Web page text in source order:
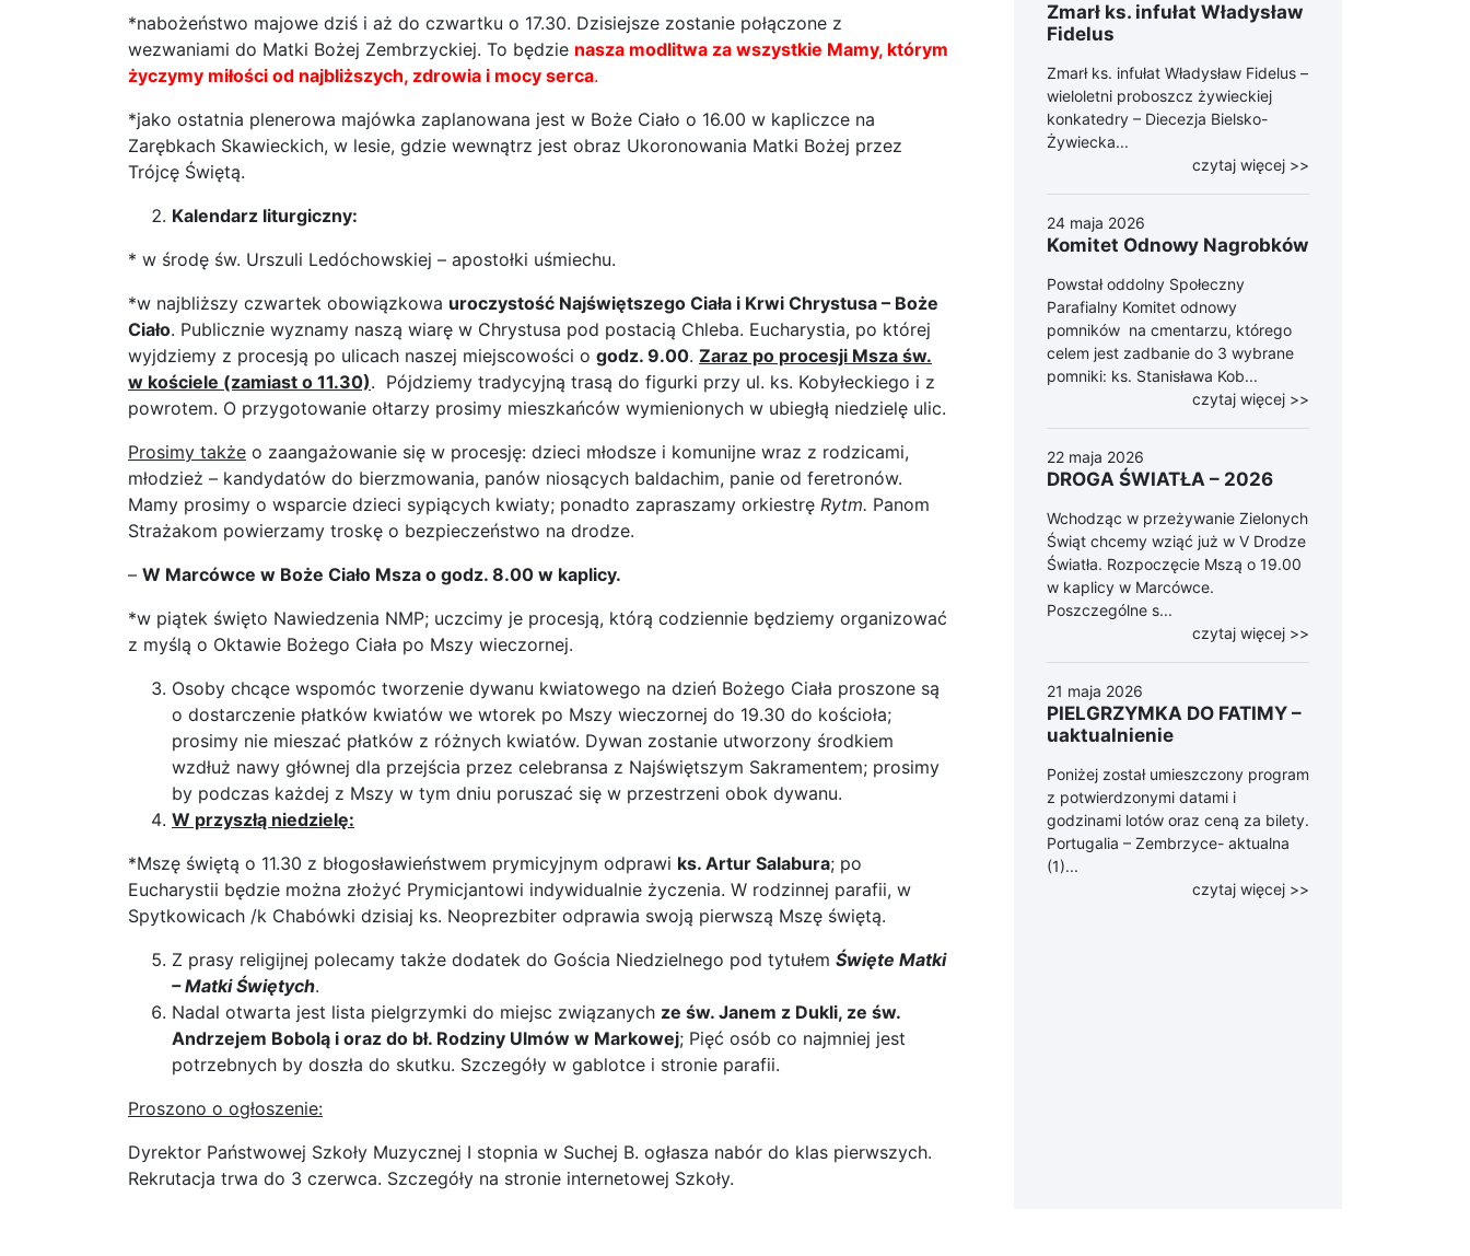
*nabożeństwo majowe dziś i aż do czwartku o 17.30. Dzisiejsze zostanie połączone z
wezwaniami do Matki Bożej Zembrzyckiej. To będzie nasza modlitwa za wszystkie Mamy, którym
życzymy miłości od najbliższych, zdrowia i mocy serca.
*jako ostatnia plenerowa majówka zaplanowana jest w Boże Ciało o 16.00 w kapliczce na
Zarębkach Skawieckich, w lesie, gdzie wewnątrz jest obraz Ukoronowania Matki Bożej przez
Trójcę Świętą.
Kalendarz liturgiczny:
* w środę św. Urszuli Ledóchowskiej – apostołki uśmiechu.
*w najbliższy czwartek obowiązkowa uroczystość Najświętszego Ciała i Krwi Chrystusa – Boże
Ciało. Publicznie wyznamy naszą wiarę w Chrystusa pod postacią Chleba. Eucharystia, po której
wyjdziemy z procesją po ulicach naszej miejscowości o godz. 9.00. Zaraz po procesji Msza św.
w kościele (zamiast o 11.30). Pójdziemy tradycyjną trasą do figurki przy ul. ks. Kobyłeckiego i z
powrotem. O przygotowanie ołtarzy prosimy mieszkańców wymienionych w ubiegłą niedzielę ulic.
Prosimy także o zaangażowanie się w procesję: dzieci młodsze i komunijne wraz z rodzicami,
młodzież – kandydatów do bierzmowania, panów niosących baldachim, panie od feretronów.
Mamy prosimy o wsparcie dzieci sypiących kwiaty; ponadto zapraszamy orkiestrę Rytm. Panom
Strażakom powierzamy troskę o bezpieczeństwo na drodze.
– W Marcówce w Boże Ciało Msza o godz. 8.00 w kaplicy.
*w piątek święto Nawiedzenia NMP; uczcimy je procesją, którą codziennie będziemy organizować
z myślą o Oktawie Bożego Ciała po Mszy wieczornej.
Osoby chcące wspomóc tworzenie dywanu kwiatowego na dzień Bożego Ciała proszone są
o dostarczenie płatków kwiatów we wtorek po Mszy wieczornej do 19.30 do kościoła;
prosimy nie mieszać płatków z różnych kwiatów. Dywan zostanie utworzony środkiem
wzdłuż nawy głównej dla przejścia przez celebransa z Najświętszym Sakramentem; prosimy
by podczas każdej z Mszy w tym dniu poruszać się w przestrzeni obok dywanu.
W przyszłą niedzielę:
*Mszę świętą o 11.30 z błogosławieństwem prymicyjnym odprawi ks. Artur Salabura; po
Eucharystii będzie można złożyć Prymicjantowi indywidualnie życzenia. W rodzinnej parafii, w
Spytkowicach /k Chabówki dzisiaj ks. Neoprezbiter odprawia swoją pierwszą Mszę świętą.
Z prasy religijnej polecamy także dodatek do Gościa Niedzielnego pod tytułem Święte Matki
– Matki Świętych.
Nadal otwarta jest lista pielgrzymki do miejsc związanych ze św. Janem z Dukli, ze św.
Andrzejem Bobolą i oraz do bł. Rodziny Ulmów w Markowej; Pięć osób co najmniej jest
potrzebnych by doszła do skutku. Szczegóły w gablotce i stronie parafii.
Proszono o ogłoszenie:
Dyrektor Państwowej Szkoły Muzycznej I stopnia w Suchej B. ogłasza nabór do klas pierwszych.
Rekrutacja trwa do 3 czerwca. Szczegóły na stronie internetowej Szkoły.
Zmarł ks. infułat Władysław
Fidelus
Zmarł ks. infułat Władysław Fidelus –
wieloletni proboszcz żywieckiej
konkatedry – Diecezja Bielsko-
Żywiecka...
czytaj więcej >>
24 maja 2026
Komitet Odnowy Nagrobków
Powstał oddolny Społeczny
Parafialny Komitet odnowy
pomników na cmentarzu, którego
celem jest zadbanie do 3 wybrane
pomniki: ks. Stanisława Kob...
czytaj więcej >>
22 maja 2026
DROGA ŚWIATŁA – 2026
Wchodząc w przeżywanie Zielonych
Świąt chcemy wziąć już w V Drodze
Światła. Rozpoczęcie Mszą o 19.00
w kaplicy w Marcówce.
Poszczególne s...
czytaj więcej >>
21 maja 2026
PIELGRZYMKA DO FATIMY –
uaktualnienie
Poniżej został umieszczony program
z potwierdzonymi datami i
godzinami lotów oraz ceną za bilety.
Portugalia – Zembrzyce- aktualna
(1)...
czytaj więcej >>